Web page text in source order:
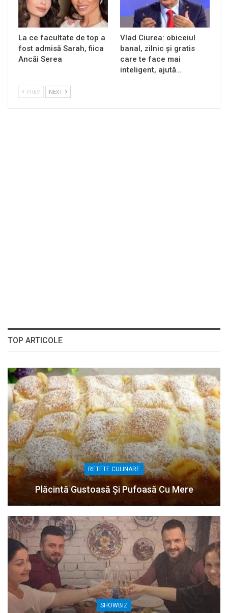
La ce facultate de top a
fost admisă Sarah, fiica
Ancăi Serea
Vlad Ciurea: obiceiul
banal, zilnic și gratis
care te face mai
inteligent, ajută…
PREV NEXT
TOP ARTICOLE
RETETE CULINARE
Plăcintă Gustoasă Și Pufoasă Cu Mere
SHOWBIZ